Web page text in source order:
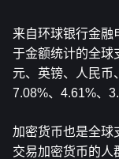
来自环球银行金融
于金额统计的全球
元、英镑、人民币
7.08%、4.61%、
加密货币也是全球
交易加密货币的人